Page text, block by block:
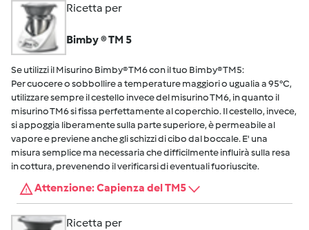
Ricetta per
Bimby ® TM 5
Se utilizzi il Misurino Bimby® TM6 con il tuo Bimby® TM5:
Per cuocere o sobbollire a temperature maggiori o ugualia a 95°C,
utilizzare sempre il cestello invece del misurino TM6, in quanto il
misurino TM6 si fissa perfettamente al coperchio. Il cestello, invece,
si appoggia liberamente sulla parte superiore, è permeabile al
vapore e previene anche gli schizzi di cibo dal boccale. E' una
misura semplice ma necessaria che difficilmente influirà sulla resa
in cottura, prevenendo il verificarsi di eventuali fuoriuscite.
Attenzione: Capienza del TM5
Ricetta per